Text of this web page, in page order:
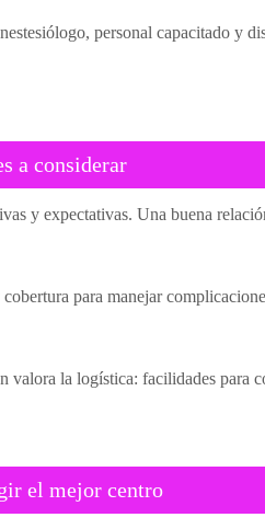
personal capacitado y
a considerar
y expectativas. Una buena
para manejar
la logística: facilidades
el mejor centro